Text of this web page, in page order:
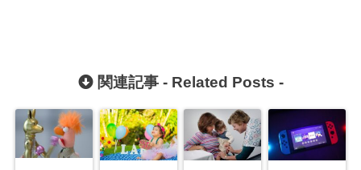
関連記事 - Related Posts -